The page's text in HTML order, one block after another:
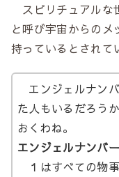
スピリチュアルな
と呼び宇宙からのメ
持っているとされて
エンジェルナン
た人もいるだろう
おくわね。
エンジェルナンバー
１はすべての物